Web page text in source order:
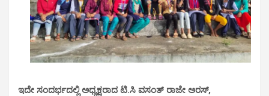
ಇದೇ ಸಂದರ್ಭದಲ್ಲಿ ಅಧ್ಯಕ್ಷರಾದ ಟಿ.ಸಿ ವಸಂತ್ ರಾಜೇ ಅರಸ್,